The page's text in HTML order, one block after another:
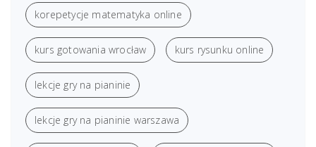
korepetycje matematyka online
kurs gotowania wrocław kurs rysunku online
lekcje gry na pianinie
lekcje gry na pianinie warszawa